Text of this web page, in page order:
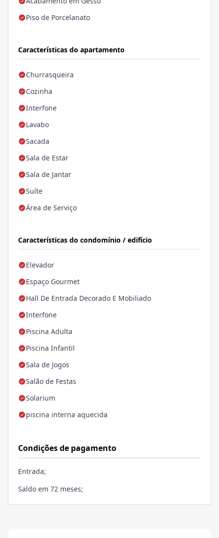
Piso de Porcelanato
Características do apartamento
Churrasqueira
Cozinha
Interfone
Lavabo
Sacada
Sala de Estar
Sala de Jantar
Suíte
Área de Serviço
Características do condomínio / edifício
Elevador
Espaço Gourmet
Hall De Entrada Decorado E Mobiliado
Interfone
Piscina Adulta
Piscina Infantil
Sala de Jogos
Salão de Festas
Solarium
piscina interna aquecida
Condições de pagamento
Entrada;
Saldo em 72 meses;